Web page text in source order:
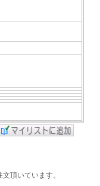
頂いています。